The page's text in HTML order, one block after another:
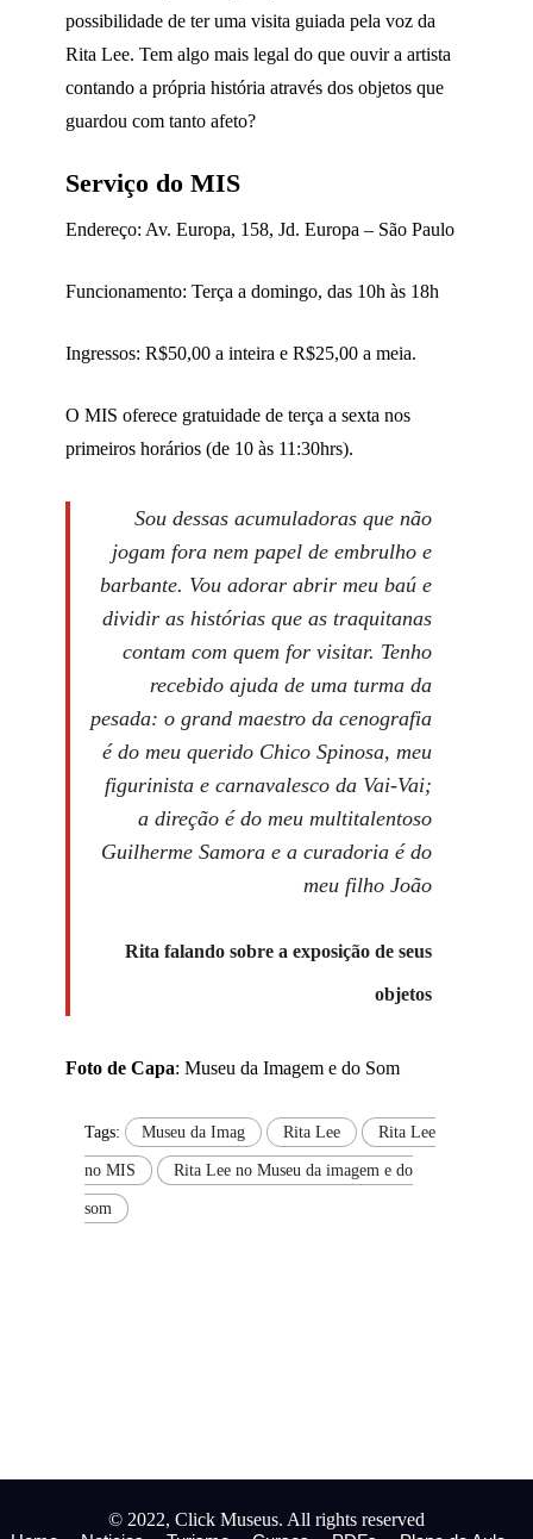
possibilidade de ter uma visita guiada pela voz da
Rita Lee. Tem algo mais legal do que ouvir a artista
contando a própria história através dos objetos que
guardou com tanto afeto?
Serviço do MIS
Endereço: Av. Europa, 158, Jd. Europa – São Paulo
Funcionamento: Terça a domingo, das 10h às 18h
Ingressos: R$50,00 a inteira e R$25,00 a meia.
O MIS oferece gratuidade de terça a sexta nos
primeiros horários (de 10 às 11:30hrs).
Sou dessas acumuladoras que não
jogam fora nem papel de embrulho e
barbante. Vou adorar abrir meu baú e
dividir as histórias que as traquitanas
contam com quem for visitar. Tenho
recebido ajuda de uma turma da
pesada: o grand maestro da cenografia
é do meu querido Chico Spinosa, meu
figurinista e carnavalesco da Vai-Vai;
a direção é do meu multitalentoso
Guilherme Samora e a curadoria é do
meu filho João
Rita falando sobre a exposição de seus
objetos
Foto de Capa: Museu da Imagem e do Som
Tags: Museu da Imag Rita Lee Rita Lee
no MIS Rita Lee no Museu da imagem e do
som
© 2022, Click Museus. All rights reserved